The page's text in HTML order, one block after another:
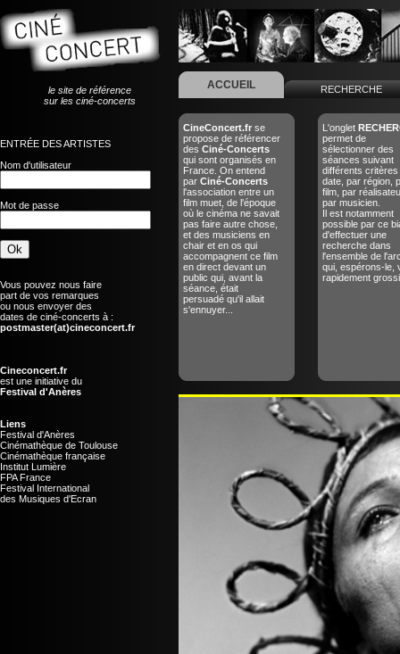
le site de référence
sur les ciné-concerts
ENTRÉE DES ARTISTES
Nom d'utilisateur
Mot de passe
Vous pouvez nous faire
part de vos remarques
ou nous envoyer des
dates de ciné-concerts à :
postmaster(at)cineconcert.fr
Cineconcert.fr
est une initiative du
Festival d'Anères
Liens
Festival d'Anères
Cinémathèque de Toulouse
Cinémathèque française
Institut Lumière
FPA France
Festival International
des Musiques d'Ecran
ACCUEIL RECHERCHE
CineConcert.fr se
propose de référencer
des Ciné-Concerts
qui sont organisés en
France. On entend
par Ciné-Concerts
l'association entre un
film muet, de l'époque
où le cinéma ne savait
pas faire autre chose,
et des musiciens en
chair et en os qui
accompagnent ce film
en direct devant un
public qui, avant la
séance, était
persuadé qu'il allait
s'ennuyer...
L'onglet
permet de
sélectionner des
séances suivant
différents critères
date, par région,
film, par
par musicien.
Il est notamment
possible par ce
d'effectuer une
recherche dans
l'ensemble de
qui, espérons-le,
rapidement